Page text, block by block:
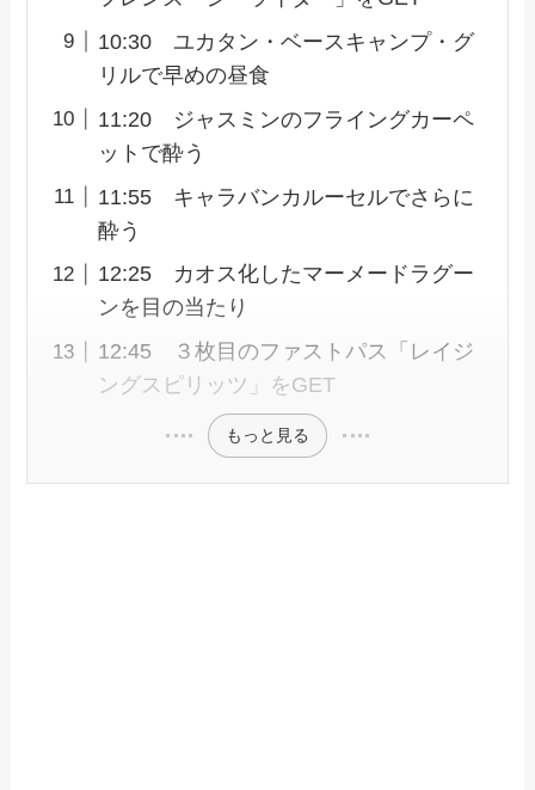
10:30 ユカタン・ベースキャンプ・グ
リルで早めの昼食
11:20 ジャスミンのフライングカーペ
ットで酔う
11:55 キャラバンカルーセルでさらに
酔う
12:25 カオス化したマーメードラグー
ンを目の当たり
12:45 ３枚目のファストパス「レイジ
ングスピリッツ」をGET
もっと見る